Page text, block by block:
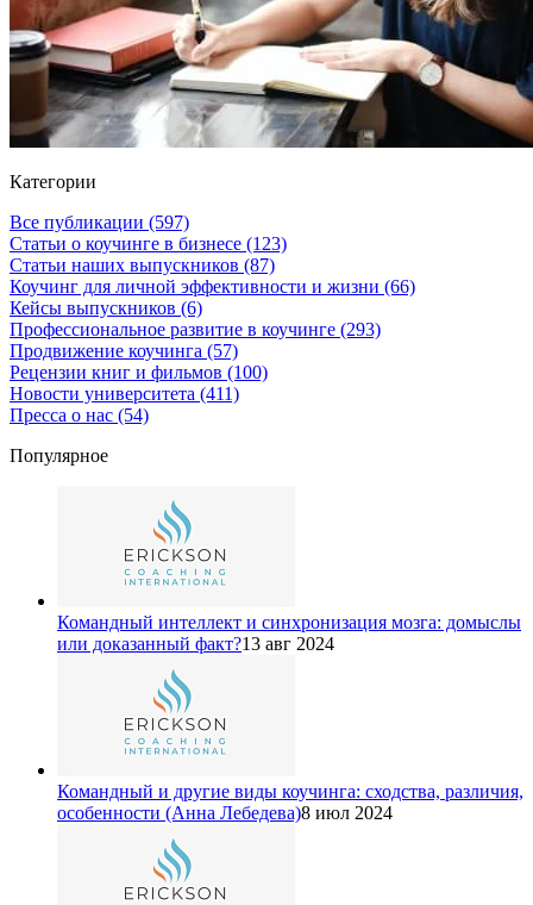
Категории
Все публикации (597)
Статьи о коучинге в бизнесе (123)
Статьи наших выпускников (87)
Коучинг для личной эффективности и жизни (66)
Кейсы выпускников (6)
Профессиональное развитие в коучинге (293)
Продвижение коучинга (57)
Рецензии книг и фильмов (100)
Новости университета (411)
Пресса о нас (54)
Популярное
Командный интеллект и синхронизация мозга: домыслы
или доказанный факт?13 авг 2024
Командный и другие виды коучинга: сходства, различия,
особенности (Анна Лебедева)8 июл 2024